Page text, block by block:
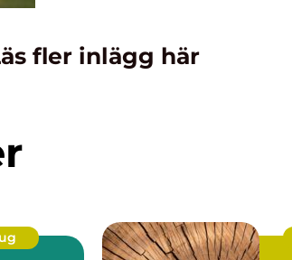
fler inlägg här